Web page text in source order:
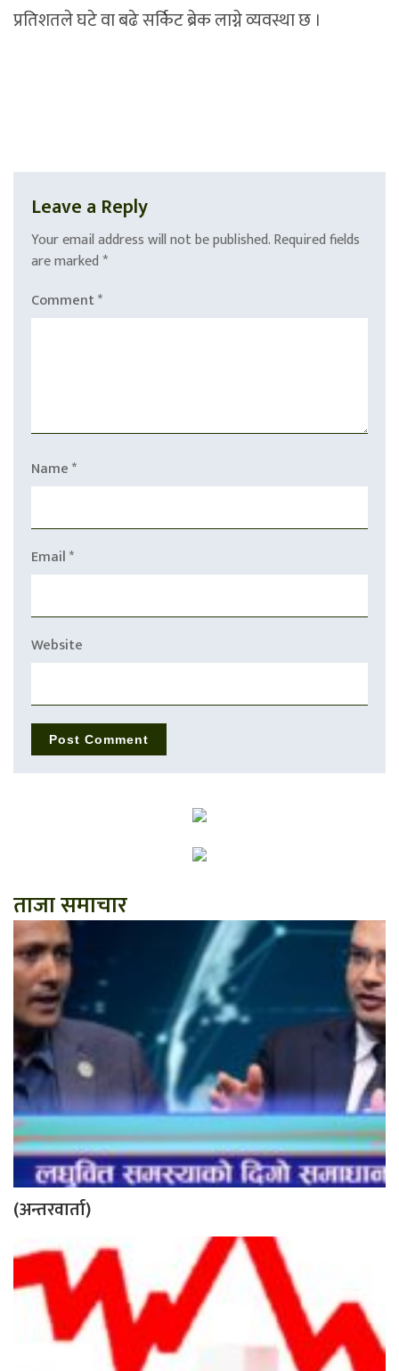
प्रतिशतले घटे वा बढे सर्किट ब्रेक लाग्ने व्यवस्था छ ।
Leave a Reply
Your email address will not be published.Required fields
are marked *
Comment*
Name*
Email*
Website
ताजा समाचार
(अन्तरवार्ता)